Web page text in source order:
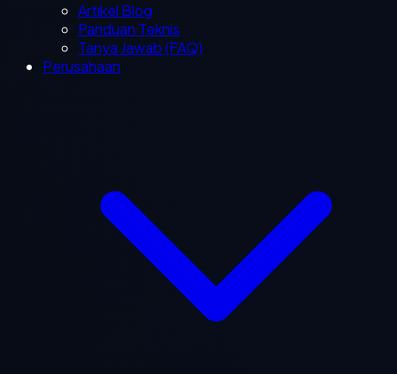
Artikel Blog
Panduan Teknis
Tanya Jawab (FAQ)
Perusahaan